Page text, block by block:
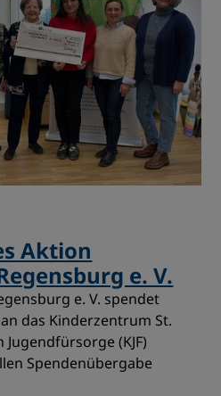
Aktion
e. V.
e. V. spendet
das Kinderzentrum St.
(KJF)
Spendenübergabe